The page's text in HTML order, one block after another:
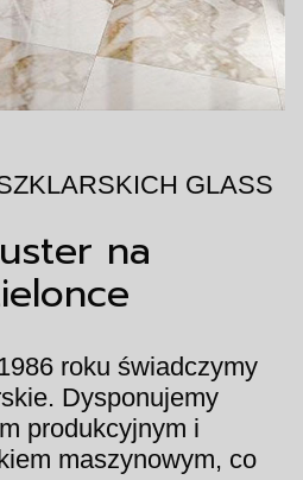
GLASS
na
roku świadczymy
Dysponujemy
produkcyjnym i
maszynowym, co